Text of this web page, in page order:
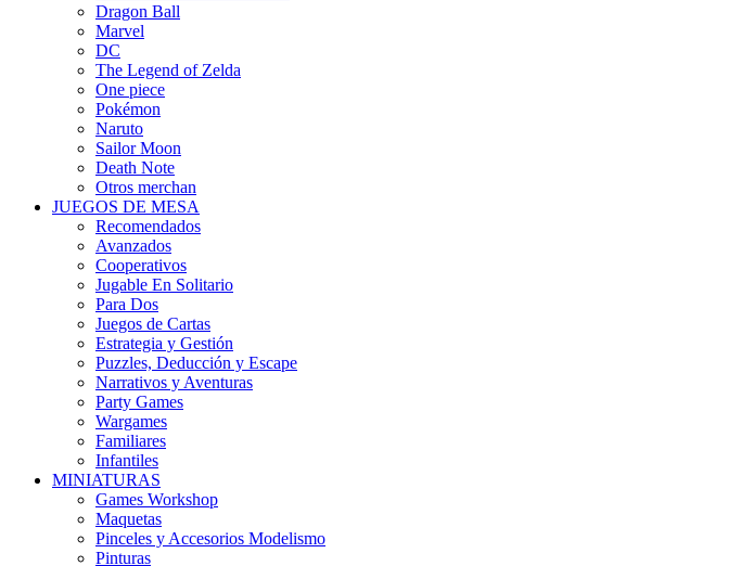
Dragon Ball
Marvel
DC
The Legend of Zelda
One piece
Pokémon
Naruto
Sailor Moon
Death Note
Otros merchan
JUEGOS DE MESA
Recomendados
Avanzados
Cooperativos
Jugable En Solitario
Para Dos
Juegos de Cartas
Estrategia y Gestión
Puzzles, Deducción y Escape
Narrativos y Aventuras
Party Games
Wargames
Familiares
Infantiles
MINIATURAS
Games Workshop
Maquetas
Pinceles y Accesorios Modelismo
Pinturas